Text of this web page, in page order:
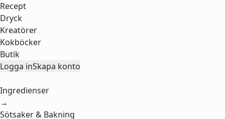
Recept
Dryck
Kreatörer
Kokböcker
Butik
Logga inSkapa konto
Ingredienser
→
Sötsaker & Bakning